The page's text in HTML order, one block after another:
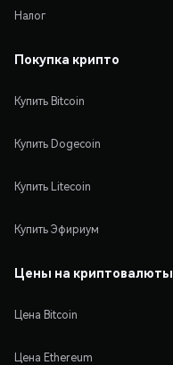
Налог
Покупка крипто
Купить Bitcoin
Купить Dogecoin
Купить Litecoin
Купить Эфириум
Цены на криптовалюты
Цена Bitcoin
Цена Ethereum